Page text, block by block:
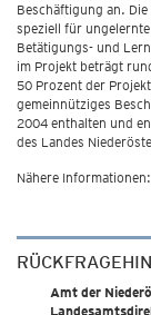
Beschäftigung an.
speziell für
Betätigungs- und
im Projekt beträgt
50 Prozent der
gemeinnütziges
2004 enthalten und
des Landes
Nähere
Amt der